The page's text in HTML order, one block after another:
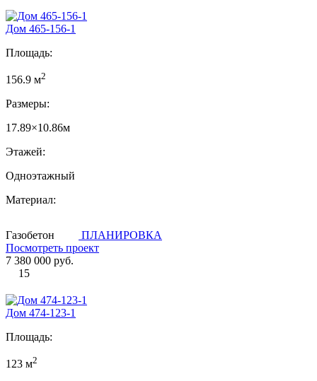
Дом 465-156-1
Площадь:
156.9 м2
Размеры:
17.89×10.86м
Этажей:
Одноэтажный
Материал:
Газобетон
ПЛАНИРОВКА
Посмотреть проект
7 380 000 руб.
15
Дом 474-123-1
Площадь:
123 м2